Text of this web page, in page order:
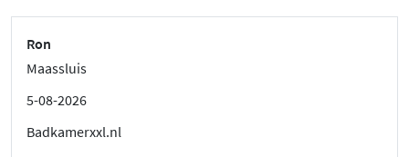
Ron
Maassluis
5-08-2026
Badkamerxxl.nl